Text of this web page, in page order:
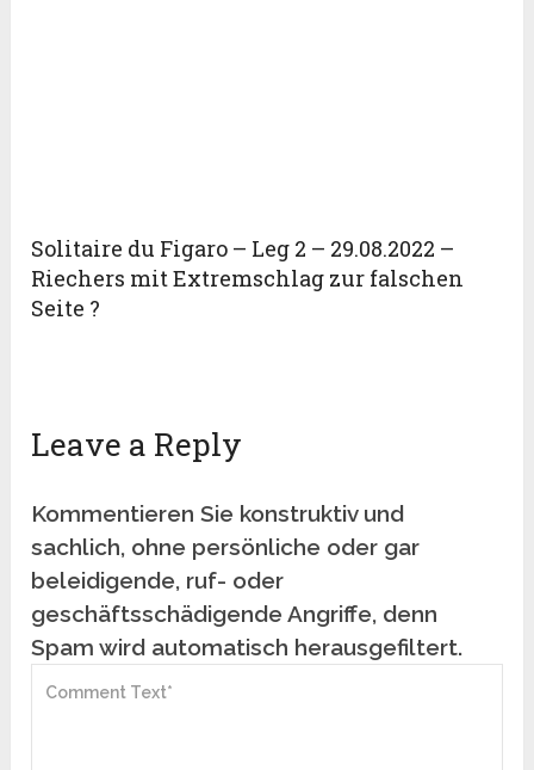
Solitaire du Figaro – Leg 2 – 29.08.2022 –
Riechers mit Extremschlag zur falschen
Seite ?
Leave a Reply
Kommentieren Sie konstruktiv und
sachlich, ohne persönliche oder gar
beleidigende, ruf- oder
geschäftsschädigende Angriffe, denn
Spam wird automatisch herausgefiltert.